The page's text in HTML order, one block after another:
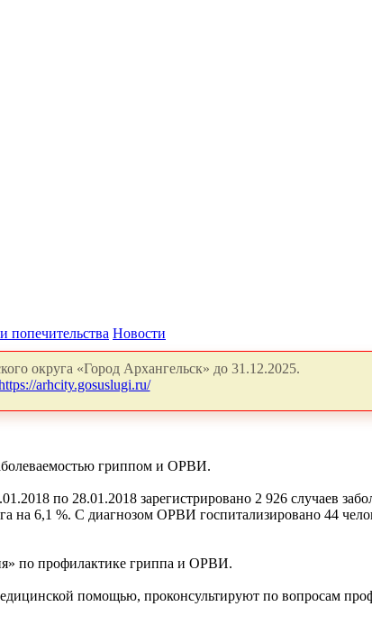
попечительства Новости
округа «Город Архангельск» до 31.12.2025.
arhcity.gosuslugi.ru/
гриппом и ОРВИ.
по 28.01.2018 зарегистрировано 2 926 случаев
на 6,1 %. С диагнозом ОРВИ госпитализировано 44
по профилактике гриппа и ОРВИ.
помощью, проконсультируют по вопросам